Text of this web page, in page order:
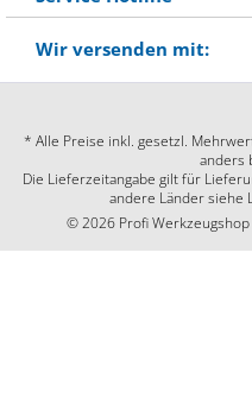
Wir versenden mit:
* Alle Preise inkl. gesetzl.
anders
Die Lieferzeitangabe gilt für
andere Länder siehe
© 2026 Profi Werkzeugshop